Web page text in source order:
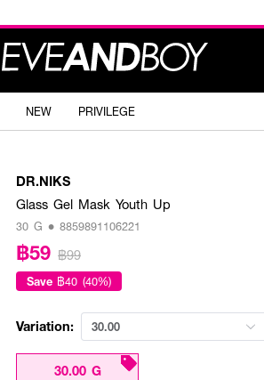
NEW PRIVILEGE
DR.NIKS
Glass Gel Mask Youth Up
30 G • 8859891106221
฿59 ฿99
Save ฿40 (40%)
Variation: 30.00
30.00 G